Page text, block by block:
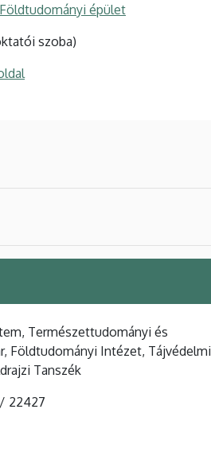
épület
szoba)
Természettudományi és
Földtudományi Intézet, Tájvédelmi
Tanszék
22427